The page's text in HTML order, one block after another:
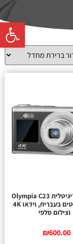
פתח
מצלמה דיגיטלית Olympia C23
עם תפריטים בעברית, וידאו 4K
וצילום סלפי
₪600.00